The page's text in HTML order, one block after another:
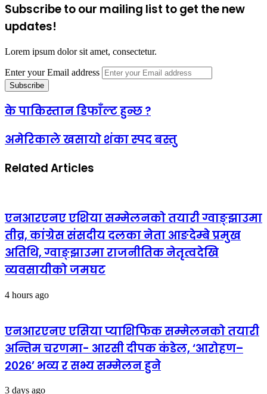
Subscribe to our mailing list to get the new
updates!
Lorem ipsum dolor sit amet, consectetur.
Enter your Email address
के पाकिस्तान डिफाँल्ट हुन्छ ?
अमेरिकाले खसायो शंका स्पद बस्तु
Related Articles
एनआरएनए एशिया सम्मेलनको तयारी ग्वाङ्झाउमा
तीव्र, कांग्रेस संसदीय दलका नेता आङदेम्बे प्रमुख
अतिथि, ग्वाङ्झाउमा राजनीतिक नेतृत्वदेखि
व्यवसायीको जमघट
4 hours ago
एनआरएनए एसिया प्याशिफिक सम्मेलनको तयारी
अन्तिम चरणमा- आरसी दीपक कंडेल, ‘आरोहण–
२०२६’ भव्य र सभ्य सम्मेलन हुने
3 days ago